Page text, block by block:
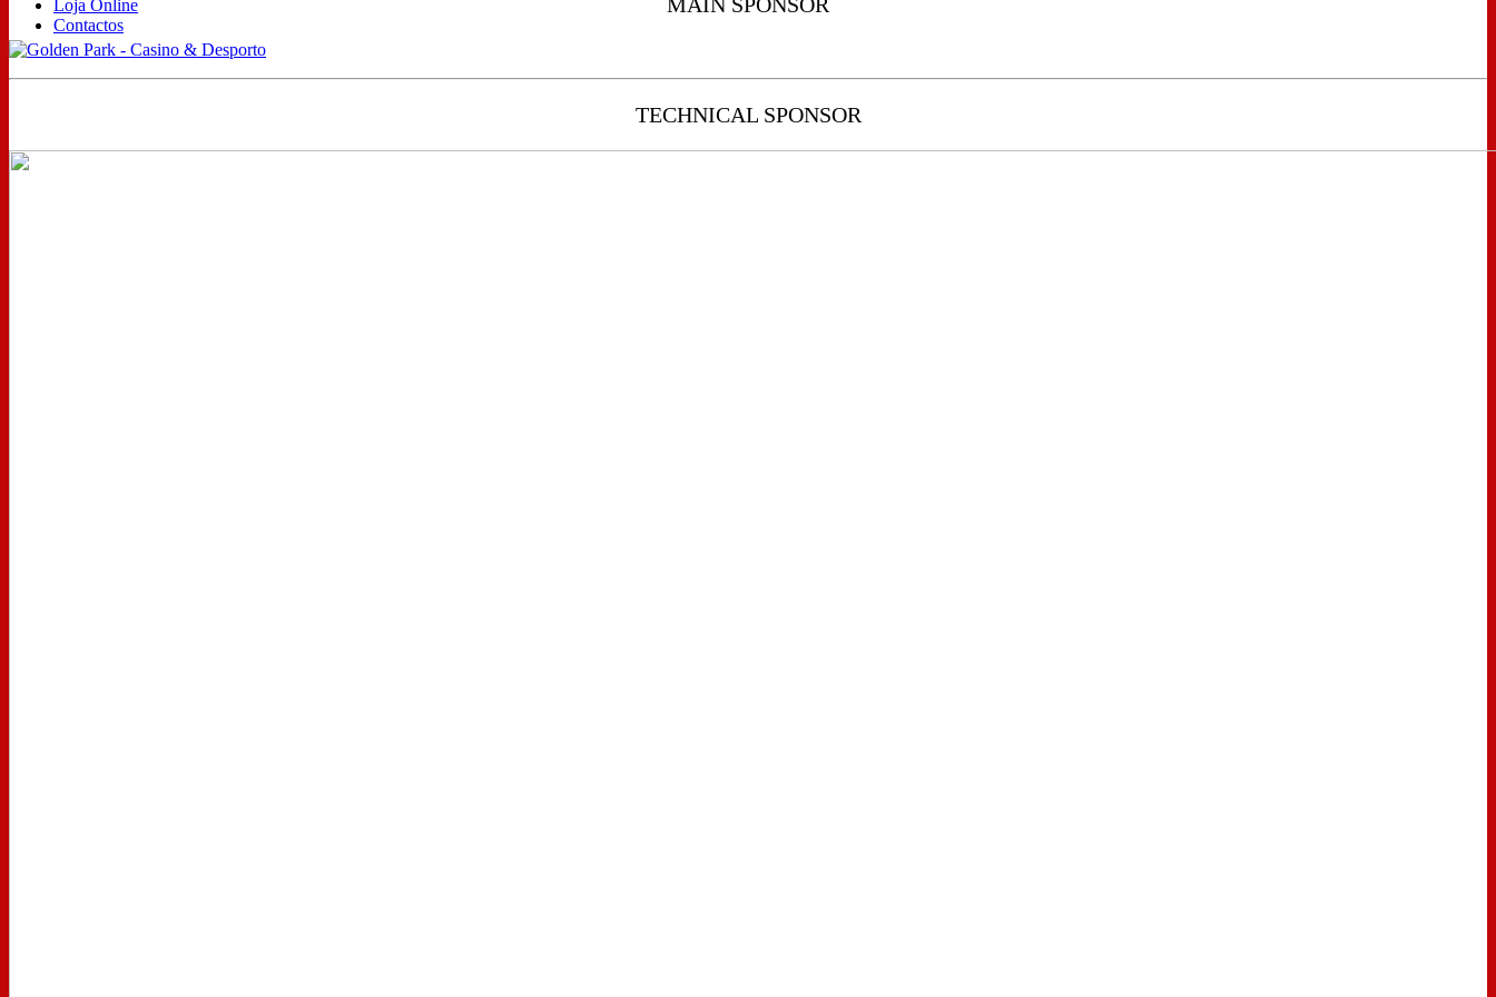
Loja Online
Contactos
TECHNICAL SPONSOR